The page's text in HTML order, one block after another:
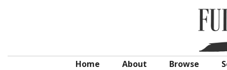
Home About Browse